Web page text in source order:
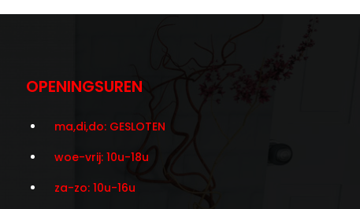
OPENINGSUREN
ma,di,do: GESLOTEN
woe-vrij: 10u-18u
za-zo: 10u-16u